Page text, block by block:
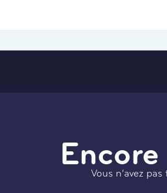
Vous n’avez